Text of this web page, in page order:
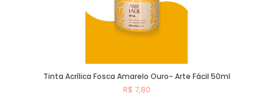
Tinta Acrílica Fosca Amarelo Ouro- Arte Fácil 50ml
R$ 7,80